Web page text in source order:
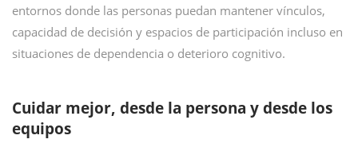
entornos donde las personas puedan mantener vínculos,
capacidad de decisión y espacios de participación incluso en
situaciones de dependencia o deterioro cognitivo.
Cuidar mejor, desde la persona y desde los
equipos